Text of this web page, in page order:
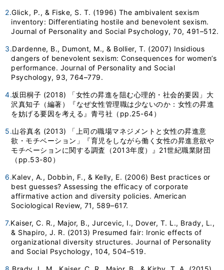
2.Glick, P., & Fiske, S. T. (1996) The ambivalent sexism
inventory: Differentiating hostile and benevolent sexism.
Journal of Personality and Social Psychology, 70, 491–512.
3.Dardenne, B., Dumont, M., & Bollier, T. (2007) Insidious
dangers of benevolent sexism: Consequences for women’s
performance. Journal of Personality and Social
Psychology, 93, 764–779.
4.坂田桐子 (2018) 「女性の昇進を阻む心理的・社会的要因」大
沢真知子（編著）『なぜ女性管理職は少ないのか：女性の昇進
を妨げる要因を考える』青弓社（pp.25-64）
5.山谷真名 (2013) 「上司の職場マネジメントと女性の昇進意
欲・モチベーション」『育児をしながら働く女性の昇進意欲や
モチベーションに関する調査（2013年度）』21世紀職業財団
（pp.53-80）
6.Kalev, A., Dobbin, F., & Kelly, E. (2006) Best practices or
best guesses? Assessing the efficacy of corporate
affirmative action and diversity policies. American
Sociological Review, 71, 589–617.
7.Kaiser, C. R., Major, B., Jurcevic, I., Dover, T. L., Brady, L.,
& Shapiro, J. R. (2013) Presumed fair: Ironic effects of
organizational diversity structures. Journal of Personality
and Social Psychology, 104, 504–519.